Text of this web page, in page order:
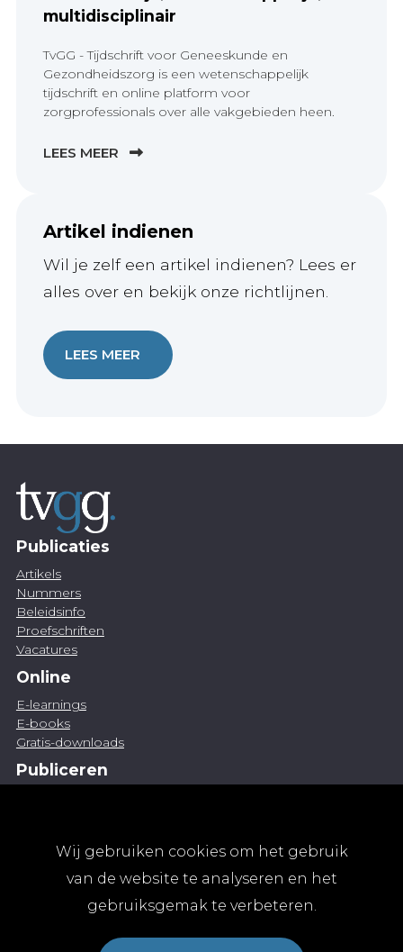
Wij gebruiken cookies om het gebruik
van de website te analyseren en het
gebruiksgemak te verbeteren.
multidisciplinair
TvGG - Tijdschrift voor Geneeskunde en
Gezondheidszorg is een wetenschappelijk
tijdschrift en online platform voor
zorgprofessionals over alle vakgebieden heen.
LEES MEER
Artikel indienen
Wil je zelf een artikel indienen? Lees er
alles over en bekijk onze richtlijnen.
LEES MEER
Publicaties
Artikels
Nummers
Beleidsinfo
Proefschriften
Vacatures
Online
E-learnings
E-books
Gratis-downloads
Publiceren
Abonnementen
Algemene abonnementsvoorwaarden